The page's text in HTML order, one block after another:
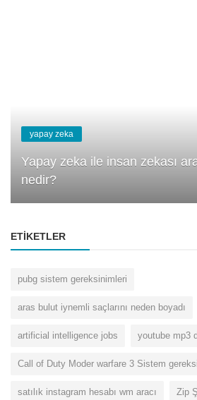
yapay zeka
Yapay zeka ile insan zekası
nedir?
ETIKETLER
pubg sistem gereksinimleri
aras bulut iynemli saçlarını neden boyadı
artificial intelligence jobs youtube mp3
Call of Duty Moder warfare 3 Sistem
satılık instagram hesabı wm aracı Zip